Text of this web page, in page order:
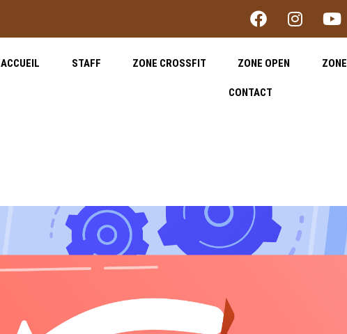
ACCUEIL STAFF ZONE CROSSFIT ZONE OPEN
CONTACT